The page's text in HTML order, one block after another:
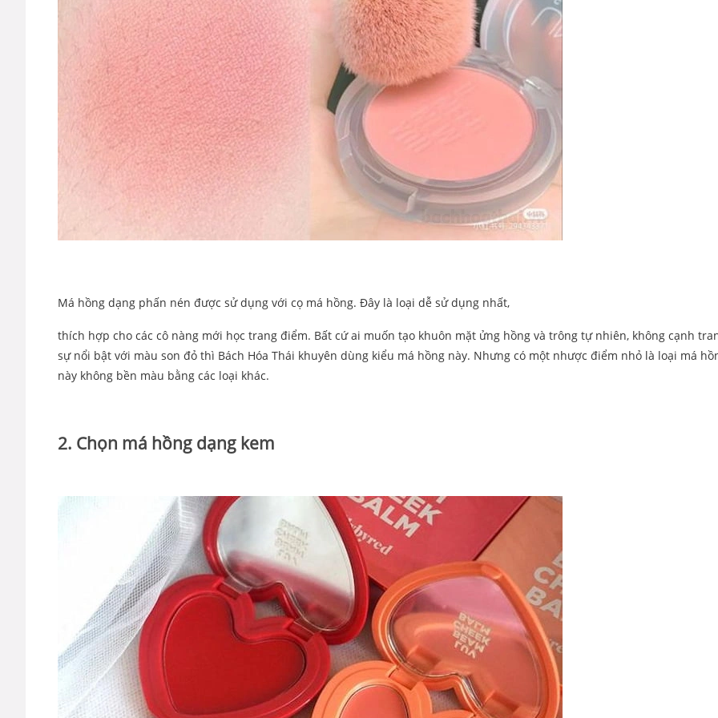
Má hồng dạng phấn nén được sử dụng với cọ má hồng. Đây là loại dễ sử dụng nhất,
thích hợp cho các cô nàng mới học trang điểm. Bất cứ ai muốn tạo khuôn mặt ửng hồng và trông tự nhiên, không cạnh
sự nổi bật với màu son đỏ thì Bách Hóa Thái khuyên dùng kiểu má hồng này. Nhưng có một nhược điểm nhỏ là loại má
này không bền màu bằng các loại khác.
2. Chọn má hồng dạng kem